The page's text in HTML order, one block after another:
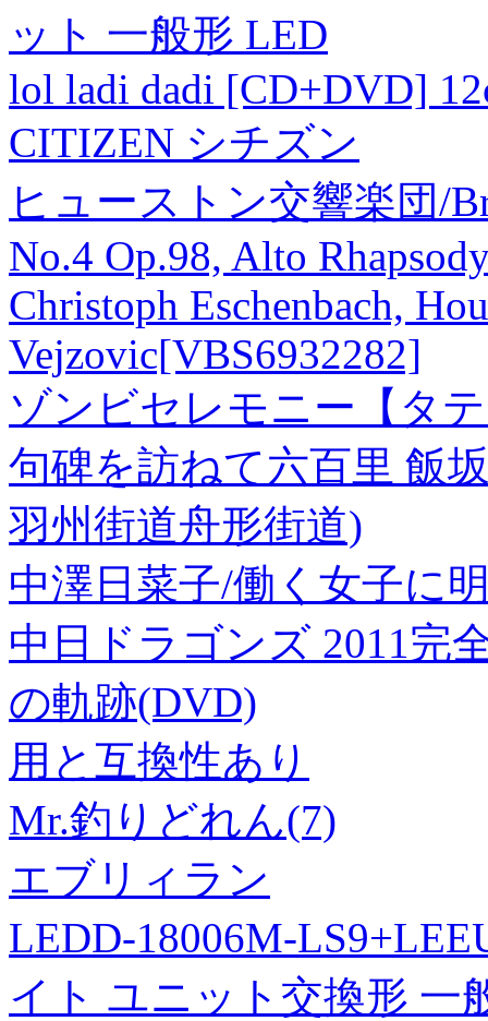
ット 一般形 LED
lol ladi dadi [CD+DVD]
CITIZEN シチズン
ヒューストン交響楽団/
No.4 Op.98, Alto
Christoph Eschenbach,
Vejzovic[VBS6932282]
ゾンビセレモニー【タ
句碑を訪ねて六百里 飯
羽州街道舟形街道)
中澤日菜子/働く女子に
中日ドラゴンズ 2011完
の軌跡(DVD)
用と互換性あり
Mr.釣りどれん(7)
エブリィラン
LEDD-18006M-
イト ユニット交換形 一